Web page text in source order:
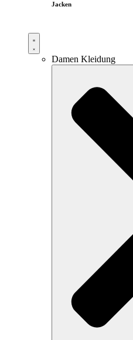
Jacken
Damen Kleidung